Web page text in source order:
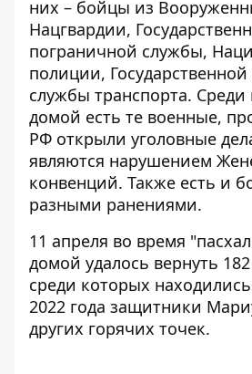
них – бойцы из
Нацгвардии,
пограничной службы,
полиции,
службы транспорта.
домой есть те военные,
РФ открыли уголовные
являются нарушением
конвенций. Также есть и
разными ранениями.
11 апреля во время
домой удалось вернуть
среди которых
2022 года защитники
других горячих точек.